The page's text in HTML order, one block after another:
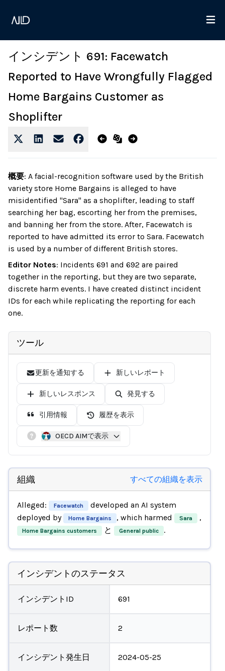
インシデント 691: Facewatch
Reported to Have Wrongfully Flagged
Home Bargains Customer as
Shoplifter
概要: A facial-recognition software used by the British
variety store Home Bargains is alleged to have
misidentified "Sara" as a shoplifter, leading to staff
searching her bag, escorting her from the premises,
and banning her from the store. After, Facewatch is
reported to have admitted its error to Sara. Facewatch
is used by a number of different British stores.
Editor Notes: Incidents 691 and 692 are paired
together in the reporting, but they are two separate,
discrete harm events. I have created distinct incident
IDs for each while replicating the reporting for each
one.
ツール
更新を通知する 新しいレポート
新しいレスポンス 発見する
引用情報 履歴を表示
OECD AIMで表示
組織 すべての組織を表示
Alleged: Facewatch
developed an AI system
deployed by
Home Bargains , which harmed Sara ,
Home Bargains customers と General public .
インシデントのステータス
インシデントID 691
レポート数 2
インシデント発生日 2024-05-25